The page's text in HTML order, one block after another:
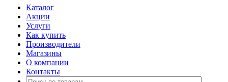
Каталог
Акции
Услуги
Как купить
Производители
Магазины
О компании
Контакты